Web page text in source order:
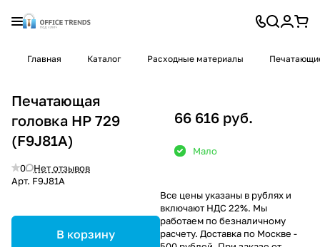
Главная Каталог Расходные материалы
Печатающая
головка HP 729
(F9J81A)
0
Нет отзывов
Арт. F9J81A
В корзину
66 616 руб.
Мало
Все цены указаны в рублях и
включают НДС 22%. Мы
работаем по безналичному
расчету. Доставка по Москве -